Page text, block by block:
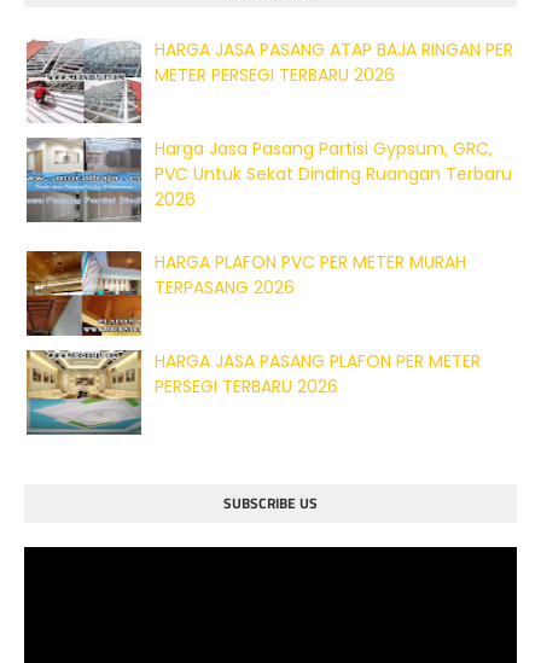
HARGA JASA PASANG ATAP BAJA RINGAN PER
METER PERSEGI TERBARU 2026
Harga Jasa Pasang Partisi Gypsum, GRC,
PVC Untuk Sekat Dinding Ruangan Terbaru
2026
HARGA PLAFON PVC PER METER MURAH
TERPASANG 2026
HARGA JASA PASANG PLAFON PER METER
PERSEGI TERBARU 2026
SUBSCRIBE US